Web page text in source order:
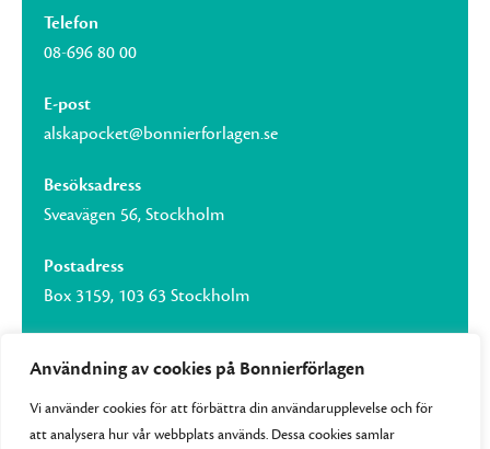
Användning av cookies på Bonnierförlagen
Vi använder cookies för att förbättra din användarupplevelse och för
att analysera hur vår webbplats används. Dessa cookies samlar
Telefon
08-696 80 00
E-post
alskapocket@bonnierforlagen.se
Besöksadress
Sveavägen 56, Stockholm
Postadress
Box 3159, 103 63 Stockholm
Om Bonnierförlagen